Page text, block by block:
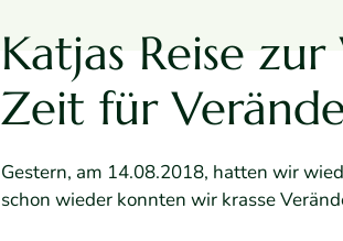
Katjas Reise
Zeit für
Gestern, am 14.08.2018, hatten wir
schon wieder konnten wir krasse